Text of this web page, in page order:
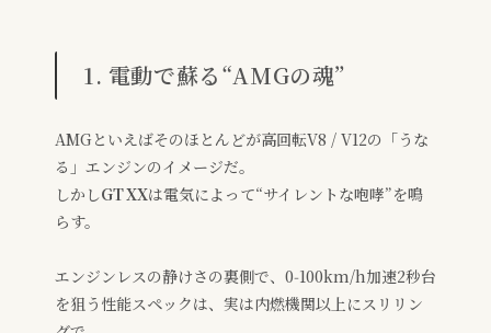
1. 電動で蘇る“AMGの魂”
AMGといえばそのほとんどが高回転V8 / V12の「うな
る」エンジンのイメージだ。
しかしGT XXは電気によって“サイレントな咆哮”を鳴
らす。
エンジンレスの静けさの裏側で、0‑100km/h加速2秒台
を狙う性能スペックは、実は内燃機関以上にスリリン